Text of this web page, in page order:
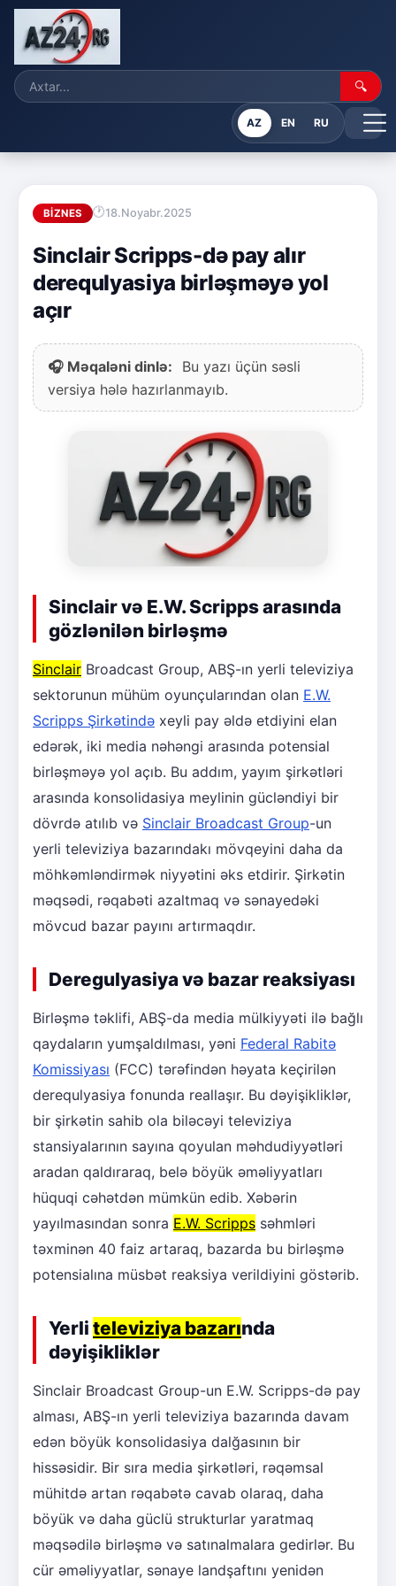
🔍
AZ EN RU
BIZNES 18.Noyabr.2025
Sinclair Scripps-də pay alır
derequlyasiya birləşməyə yol
açır
🎧 Məqaləni dinlə:
Bu yazı üçün səsli
versiya hələ hazırlanmayıb.
Sinclair və E.W. Scripps arasında
gözlənilən birləşmə
Sinclair Broadcast Group, ABŞ-ın yerli televiziya
sektorunun mühüm oyunçularından olan E.W.
Scripps Şirkətində xeyli pay əldə etdiyini elan
edərək, iki media nəhəngi arasında potensial
birləşməyə yol açıb. Bu addım, yayım şirkətləri
arasında konsolidasiya meylinin gücləndiyi bir
dövrdə atılıb və Sinclair Broadcast Group-un
yerli televiziya bazarındakı mövqeyini daha da
möhkəmləndirmək niyyətini əks etdirir. Şirkətin
məqsədi, rəqabəti azaltmaq və sənayedəki
mövcud bazar payını artırmaqdır.
Deregulyasiya və bazar reaksiyası
Birləşmə təklifi, ABŞ-da media mülkiyyəti ilə bağlı
qaydaların yumşaldılması, yəni Federal Rabitə
Komissiyası (FCC) tərəfindən həyata keçirilən
derequlyasiya fonunda reallaşır. Bu dəyişikliklər,
bir şirkətin sahib ola biləcəyi televiziya
stansiyalarının sayına qoyulan məhdudiyyətləri
aradan qaldıraraq, belə böyük əməliyyatları
hüquqi cəhətdən mümkün edib. Xəbərin
yayılmasından sonra E.W. Scripps səhmləri
təxminən 40 faiz artaraq, bazarda bu birləşmə
potensialına müsbət reaksiya verildiyini göstərib.
Yerli televiziya bazarında
dəyişikliklər
Sinclair Broadcast Group-un E.W. Scripps-də pay
alması, ABŞ-ın yerli televiziya bazarında davam
edən böyük konsolidasiya dalğasının bir
hissəsidir. Bir sıra media şirkətləri, rəqəmsal
mühitdə artan rəqabətə cavab olaraq, daha
böyük və daha güclü strukturlar yaratmaq
məqsədilə birləşmə və satınalmalara gedirlər. Bu
cür əməliyyatlar, sənaye landşaftını yenidən